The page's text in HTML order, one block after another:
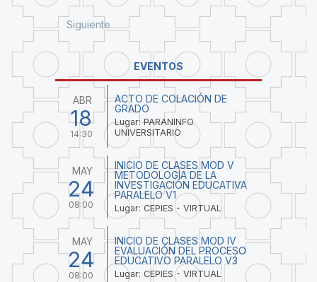
Siguiente
EVENTOS
ABR
18
14:30
ACTO DE COLACIÓN DE
GRADO
Lugar: PARANINFO
UNIVERSITARIO
MAY
24
08:00
INICIO DE CLASES MOD V
METODOLOGÍA DE LA
INVESTIGACIÓN EDUCATIVA
PARALELO V1
Lugar: CEPIES - VIRTUAL
MAY
24
08:00
INICIO DE CLASES MOD IV
EVALUACIÓN DEL PROCESO
EDUCATIVO PARALELO V3
Lugar: CEPIES - VIRTUAL